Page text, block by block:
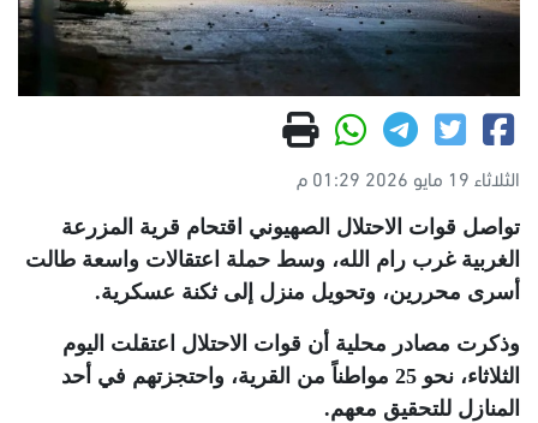
الثلاثاء 19 مايو 2026 01:29 م
تواصل قوات الاحتلال الصهيوني اقتحام قرية المزرعة
الغربية غرب رام الله، وسط حملة اعتقالات واسعة طالت
أسرى محررين، وتحويل منزل إلى ثكنة عسكرية.
وذكرت مصادر محلية أن قوات الاحتلال اعتقلت اليوم
الثلاثاء، نحو 25 مواطناً من القرية، واحتجزتهم في أحد
المنازل للتحقيق معهم.